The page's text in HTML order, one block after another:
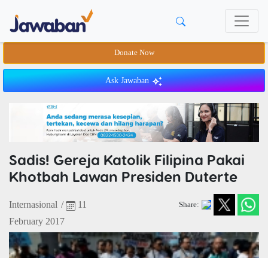
Donate Now
Ask Jawaban
Sadis! Gereja Katolik Filipina Pakai
Khotbah Lawan Presiden Duterte
Internasional /
11
February 2017
Share: